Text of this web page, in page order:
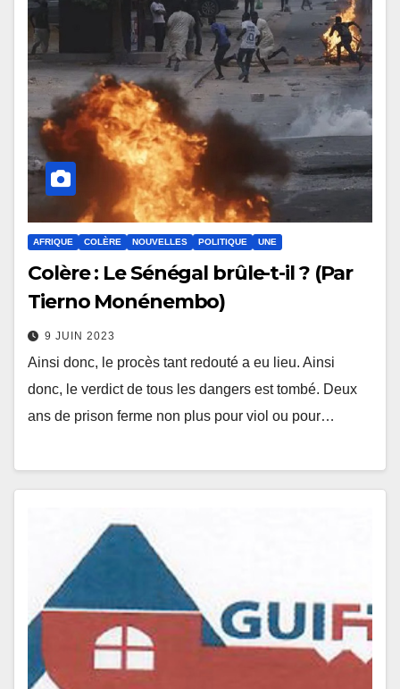
AFRIQUE COLÈRE NOUVELLES POLITIQUE UNE
Colère : Le Sénégal brûle-t-il ? (Par
Tierno Monénembo)
9 JUIN 2023
Ainsi donc, le procès tant redouté a eu lieu. Ainsi
donc, le verdict de tous les dangers est tombé. Deux
ans de prison ferme non plus pour viol ou pour…